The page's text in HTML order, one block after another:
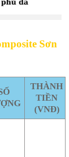
Sơn
THÀNH
TIỀN
(VNĐ)